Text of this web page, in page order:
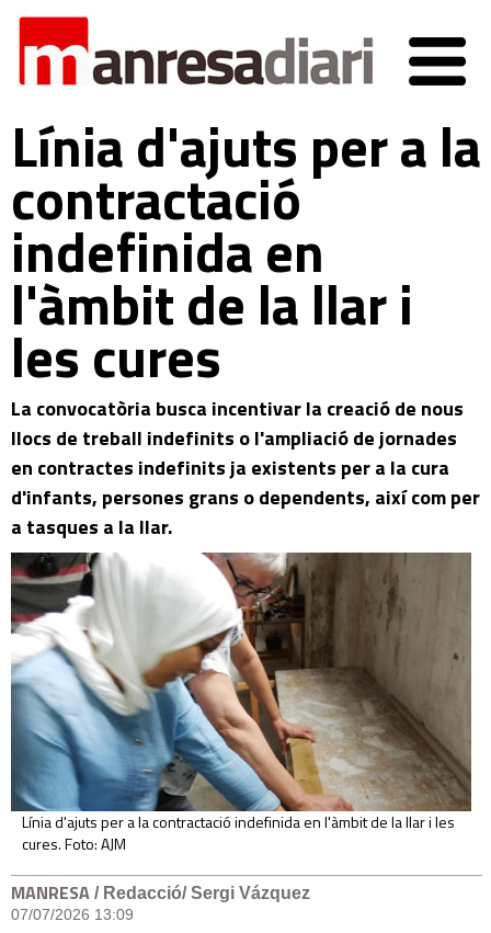
Línia d'ajuts per a la
contractació
indefinida en
l'àmbit de la llar i
les cures
La convocatòria busca incentivar la creació de nous
llocs de treball indefinits o l'ampliació de jornades
en contractes indefinits ja existents per a la cura
d'infants, persones grans o dependents, així com per
a tasques a la llar.
Línia d'ajuts per a la contractació indefinida en l'àmbit de la llar i les
cures. Foto: AJM
MANRESA / Redacció/ Sergi Vázquez
07/07/2026 13:09